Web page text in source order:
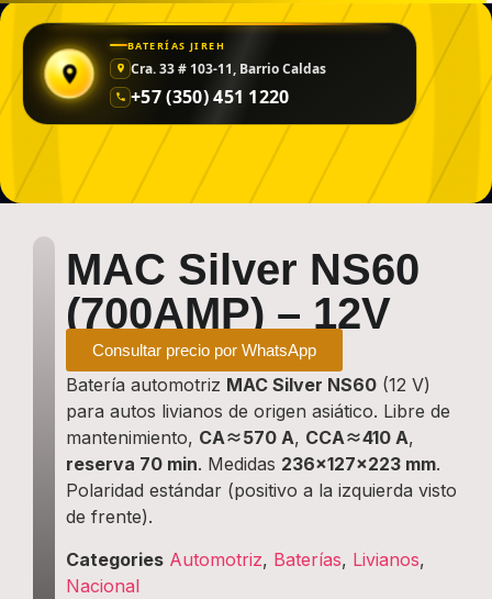
BATERÍAS JIREH
Cra. 33 # 103-11, Barrio Caldas
+57 (350) 451 1220
MAC Silver NS60
(700AMP) – 12V
Precio de la BATERÍA:
Consultar precio por WhatsApp
Batería automotriz MAC Silver NS60 (12 V)
para autos livianos de origen asiático. Libre de
mantenimiento, CA≈570 A, CCA≈410 A,
reserva 70 min. Medidas 236×127×223 mm.
Polaridad estándar (positivo a la izquierda visto
de frente).
Categories Automotriz, Baterías, Livianos,
Nacional